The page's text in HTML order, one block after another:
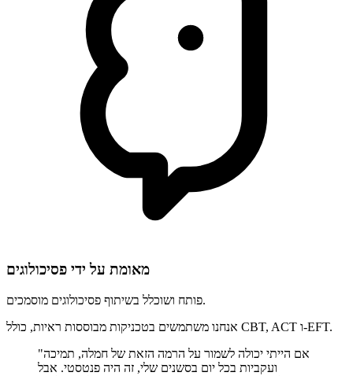
מאומת על ידי פסיכולוגים
פותח ושוכלל בשיתוף פסיכולוגים מוסמכים.
אנחנו משתמשים בטכניקות מבוססות ראיות, כולל CBT, ACT ו-EFT.
"אם הייתי יכולה לשמור על הרמה הזאת של חמלה, תמיכה
ועקביות בכל יום בסשנים שלי, זה היה פנטסטי. אבל